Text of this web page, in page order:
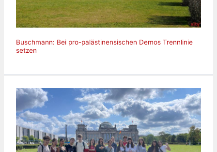
Buschmann: Bei pro-palästinensischen Demos Trennlinie
setzen